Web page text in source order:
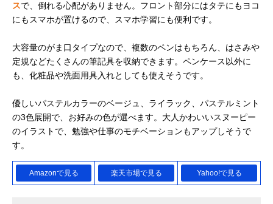
スで、倒れる心配がありません。フロント部分にはタテにもヨコ
にもスマホが置けるので、スマホ学習にも便利です。
大容量のがま口タイプなので、複数のペンはもちろん、はさみや
定規などたくさんの筆記具を収納できます。ペンケース以外に
も、化粧品や洗面用具入れとしても使えそうです。
優しいパステルカラーのベージュ、ライラック、パステルミント
の3色展開で、お好みの色が選べます。大人かわいいスヌーピー
のイラストで、勉強や仕事のモチベーションもアップしそうで
す。
Amazonで見る 楽天市場で見る Yahoo!で見る